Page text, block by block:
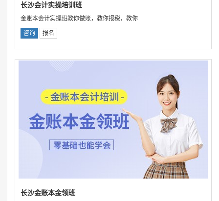
长沙会计实操培训班
金账本会计实操班教你做账，教你报税，教你
咨询 报名
长沙金账本金领班